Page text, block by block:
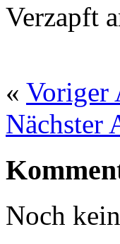
Verzapft
« Voriger
Nächster
Noch